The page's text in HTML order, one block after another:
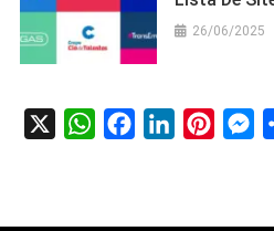
26/06/2025
WhatsAppFacebookLinkedIn